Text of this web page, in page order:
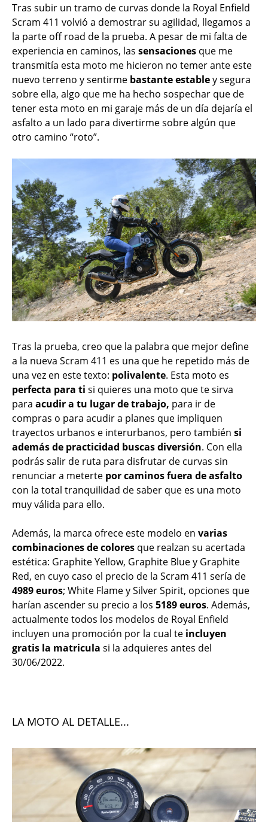
Tras subir un tramo de curvas donde la Royal Enfield
Scram 411 volvió a demostrar su agilidad, llegamos a
la parte off road de la prueba. A pesar de mi falta de
experiencia en caminos, las sensaciones que me
transmitía esta moto me hicieron no temer ante este
nuevo terreno y sentirme bastante establey segura
sobre ella, algo que me ha hecho sospechar que de
tener esta moto en mi garaje más de un día dejaría el
asfalto a un lado para divertirme sobre algún que
otro camino “roto”.
Tras la prueba, creo que la palabra que mejor define
a la nueva Scram 411 es una que he repetido más de
una vez en este texto: polivalente. Esta moto es
perfecta para ti si quieres una moto que te sirva
para acudir a tu lugar de trabajo, para ir de
compras o para acudir a planes que impliquen
trayectos urbanos e interurbanos, pero también si
además de practicidad buscas diversión. Con ella
podrás salir de ruta para disfrutar de curvas sin
renunciar a meterte por caminos fuera de asfalto
con la total tranquilidad de saber que es una moto
muy válida para ello.
Además, la marca ofrece este modelo en varias
combinaciones de colores que realzan su acertada
estética: Graphite Yellow, Graphite Blue y Graphite
Red, en cuyo caso el precio de la Scram 411 sería de
4989 euros; White Flame y Silver Spirit, opciones que
harían ascender su precio a los 5189 euros. Además,
actualmente todos los modelos de Royal Enfield
incluyen una promoción por la cual te incluyen
gratis la matricula si la adquieres antes del
30/06/2022.
LA MOTO AL DETALLE...